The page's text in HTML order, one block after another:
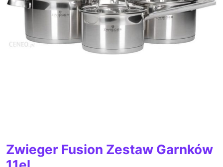
Zwieger Fusion Zestaw Garnków